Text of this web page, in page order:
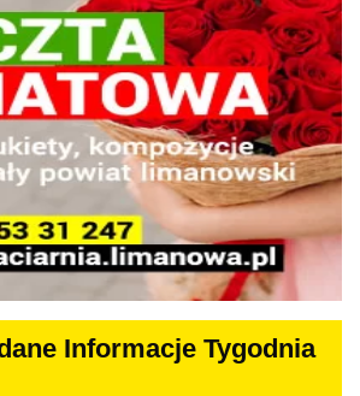
Informacje Tygodnia